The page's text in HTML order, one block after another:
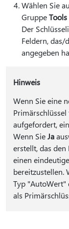
Wählen Sie
GruppeTools
Der
Feldern, das/
angegeben
Hinweis
Wenn Sie eine
Primärschlüssel
aufgefordert,
Wenn SieJa
erstellt, das
einen
bereitzustellen.
Typ "AutoWert"
als